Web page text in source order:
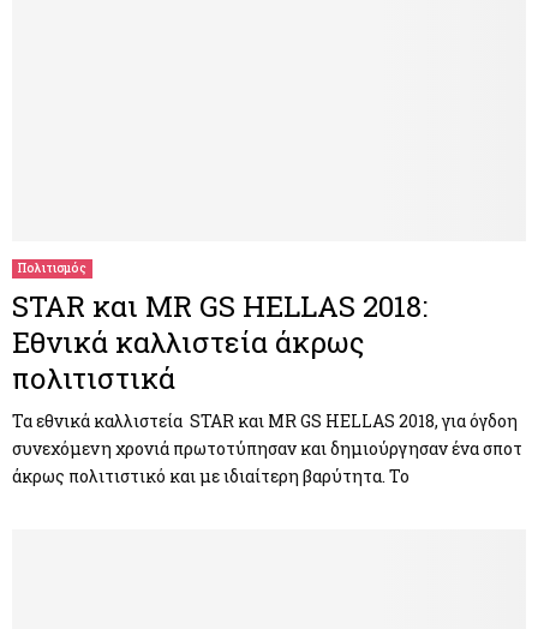
Πολιτισμός
STAR και MR GS HELLAS 2018:
Εθνικά καλλιστεία άκρως
πολιτιστικά
Τα εθνικά καλλιστεία STAR και MR GS HELLAS 2018, για όγδοη
συνεχόμενη χρονιά πρωτοτύπησαν και δημιούργησαν ένα σποτ
άκρως πολιτιστικό και με ιδιαίτερη βαρύτητα. Το